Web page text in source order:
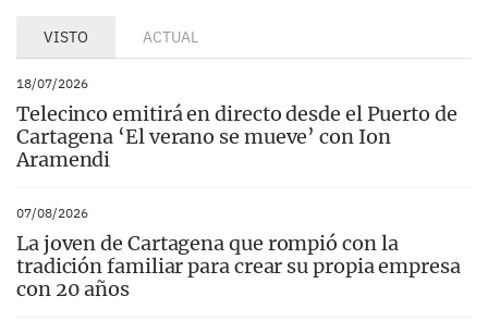
VISTO ACTUAL
18/07/2026
Telecinco emitirá en directo desde el Puerto de
Cartagena ‘El verano se mueve’ con Ion
Aramendi
07/08/2026
La joven de Cartagena que rompió con la
tradición familiar para crear su propia empresa
con 20 años